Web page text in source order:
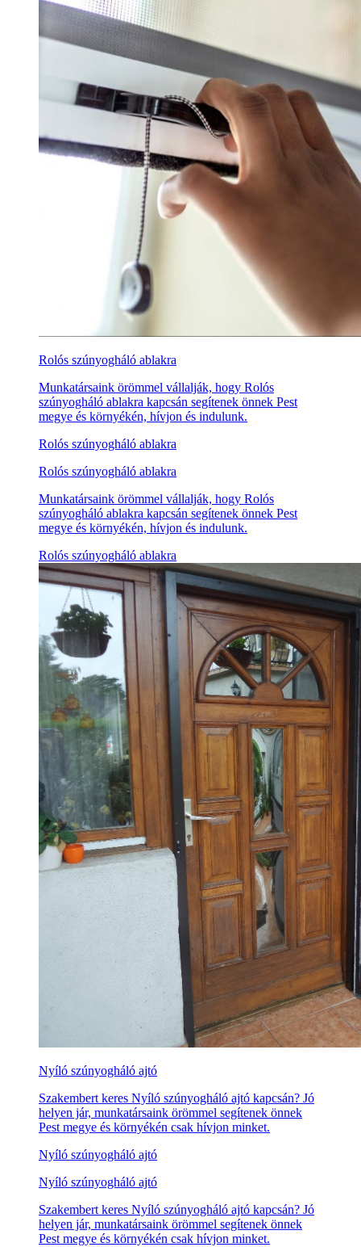
Rolós szúnyogháló ablakra
Munkatársaink örömmel vállalják, hogy Rolós
szúnyogháló ablakra kapcsán segítenek önnek Pest
megye és környékén, hívjon és indulunk.
Rolós szúnyogháló ablakra
Rolós szúnyogháló ablakra
Munkatársaink örömmel vállalják, hogy Rolós
szúnyogháló ablakra kapcsán segítenek önnek Pest
megye és környékén, hívjon és indulunk.
Rolós szúnyogháló ablakra
Nyíló szúnyogháló ajtó
Szakembert keres Nyíló szúnyogháló ajtó kapcsán? Jó
helyen jár, munkatársaink örömmel segítenek önnek
Pest megye és környékén csak hívjon minket.
Nyíló szúnyogháló ajtó
Nyíló szúnyogháló ajtó
Szakembert keres Nyíló szúnyogháló ajtó kapcsán? Jó
helyen jár, munkatársaink örömmel segítenek önnek
Pest megye és környékén csak hívjon minket.